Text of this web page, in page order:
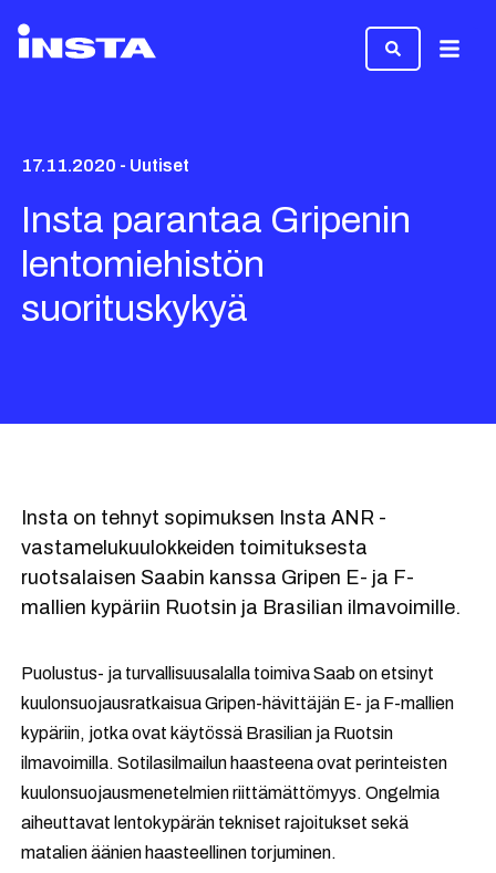
17.11.2020 - Uutiset
Insta parantaa Gripenin
lentomiehistön
suorituskykyä
Insta on tehnyt sopimuksen Insta ANR -
vastamelukuulokkeiden toimituksesta
ruotsalaisen Saabin kanssa Gripen E- ja F-
mallien kypäriin Ruotsin ja Brasilian ilmavoimille.
Puolustus- ja turvallisuusalalla toimiva Saab on etsinyt
kuulonsuojausratkaisua Gripen-hävittäjän E- ja F-mallien
kypäriin, jotka ovat käytössä Brasilian ja Ruotsin
ilmavoimilla. Sotilasilmailun haasteena ovat perinteisten
kuulonsuojausmenetelmien riittämättömyys. Ongelmia
aiheuttavat lentokypärän tekniset rajoitukset sekä
matalien äänien haasteellinen torjuminen.